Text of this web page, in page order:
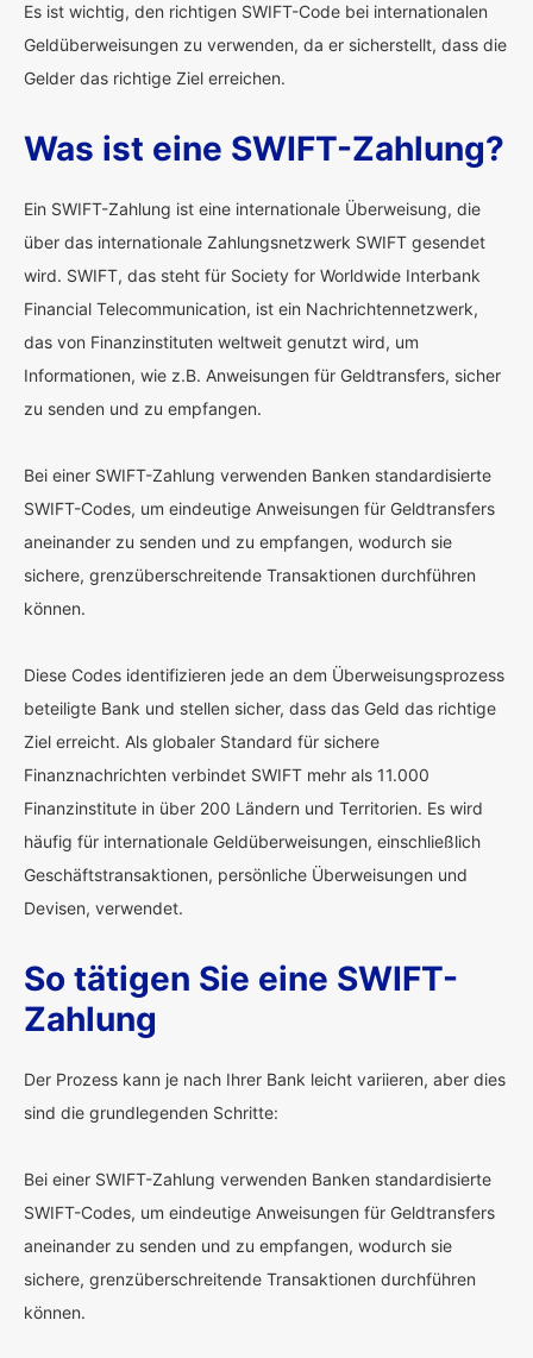
Es ist wichtig, den richtigen SWIFT-Code bei internationalen
Geldüberweisungen zu verwenden, da er sicherstellt, dass die
Gelder das richtige Ziel erreichen.
Was ist eine SWIFT-Zahlung?
Ein SWIFT-Zahlung ist eine internationale Überweisung, die
über das internationale Zahlungsnetzwerk SWIFT gesendet
wird. SWIFT, das steht für Society for Worldwide Interbank
Financial Telecommunication, ist ein Nachrichtennetzwerk,
das von Finanzinstituten weltweit genutzt wird, um
Informationen, wie z.B. Anweisungen für Geldtransfers, sicher
zu senden und zu empfangen.
Bei einer SWIFT-Zahlung verwenden Banken standardisierte
SWIFT-Codes, um eindeutige Anweisungen für Geldtransfers
aneinander zu senden und zu empfangen, wodurch sie
sichere, grenzüberschreitende Transaktionen durchführen
können.
Diese Codes identifizieren jede an dem Überweisungsprozess
beteiligte Bank und stellen sicher, dass das Geld das richtige
Ziel erreicht. Als globaler Standard für sichere
Finanznachrichten verbindet SWIFT mehr als 11.000
Finanzinstitute in über 200 Ländern und Territorien. Es wird
häufig für internationale Geldüberweisungen, einschließlich
Geschäftstransaktionen, persönliche Überweisungen und
Devisen, verwendet.
So tätigen Sie eine SWIFT-
Zahlung
Der Prozess kann je nach Ihrer Bank leicht variieren, aber dies
sind die grundlegenden Schritte:
Bei einer SWIFT-Zahlung verwenden Banken standardisierte
SWIFT-Codes, um eindeutige Anweisungen für Geldtransfers
aneinander zu senden und zu empfangen, wodurch sie
sichere, grenzüberschreitende Transaktionen durchführen
können.